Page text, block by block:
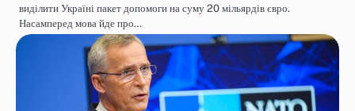
виділити Україні пакет допомоги на суму 20 мільярдів євро.
Насамперед мова йде про…